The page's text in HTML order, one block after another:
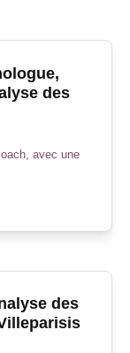
des
avec une
des